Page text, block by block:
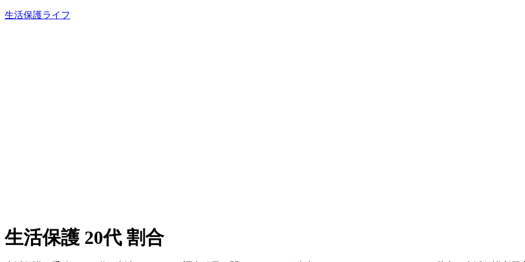
内
生活保護ライフ
生活保護 20代 割合